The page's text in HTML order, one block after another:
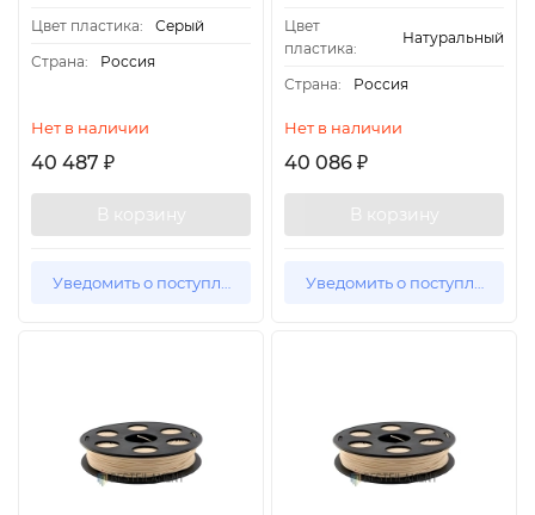
Цвет пластика:
Серый
Страна:
Россия
Нет в наличии
40 487 ₽
В корзину
Уведомить о поступлении
Цвет
пластика:
Натуральный
Страна: Россия
Нет в наличии
40 086 ₽
В корзину
Уведомить о поступлении